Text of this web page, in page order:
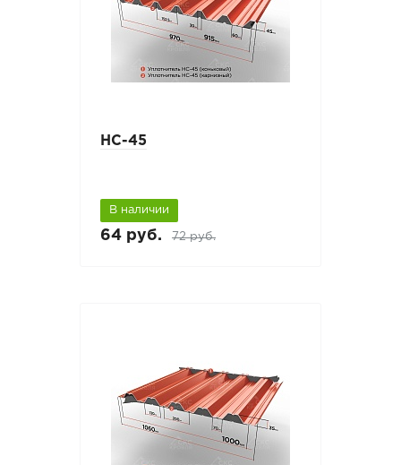
НС-45
В наличии
64 руб. 72 руб.